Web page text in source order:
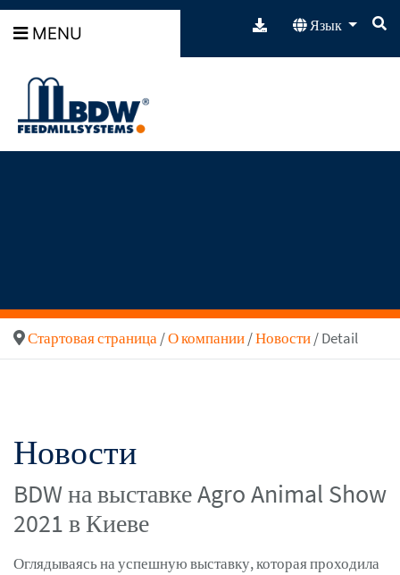
MENU Язык
Стартовая страница/О компании/Новости/ Detail
Новости
BDW на выставке Agro Animal Show
2021 в Киеве
Оглядываясь на успешную выставку, которая проходила